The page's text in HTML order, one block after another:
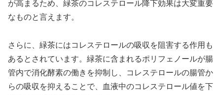
が高まるため、緑茶のコレステロール降下効果は大変重要
なものと言えます。
さらに、緑茶にはコレステロールの吸収を阻害する作用も
あるとされています。緑茶に含まれるポリフェノールが腸
管内で消化酵素の働きを抑制し、コレステロールの腸管か
らの吸収を抑えることで、血液中のコレステロール値を下